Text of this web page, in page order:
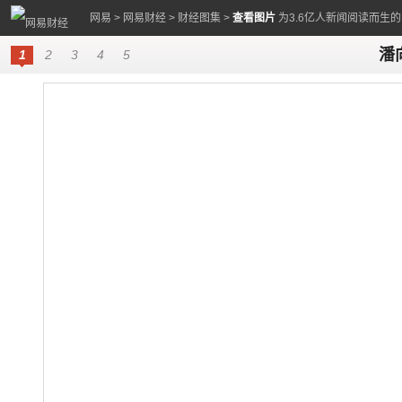
网易 > 网易财经 > 财经图集 > 查看图片 为3.6亿人新闻阅读而生
1 2 3 4 5 潘